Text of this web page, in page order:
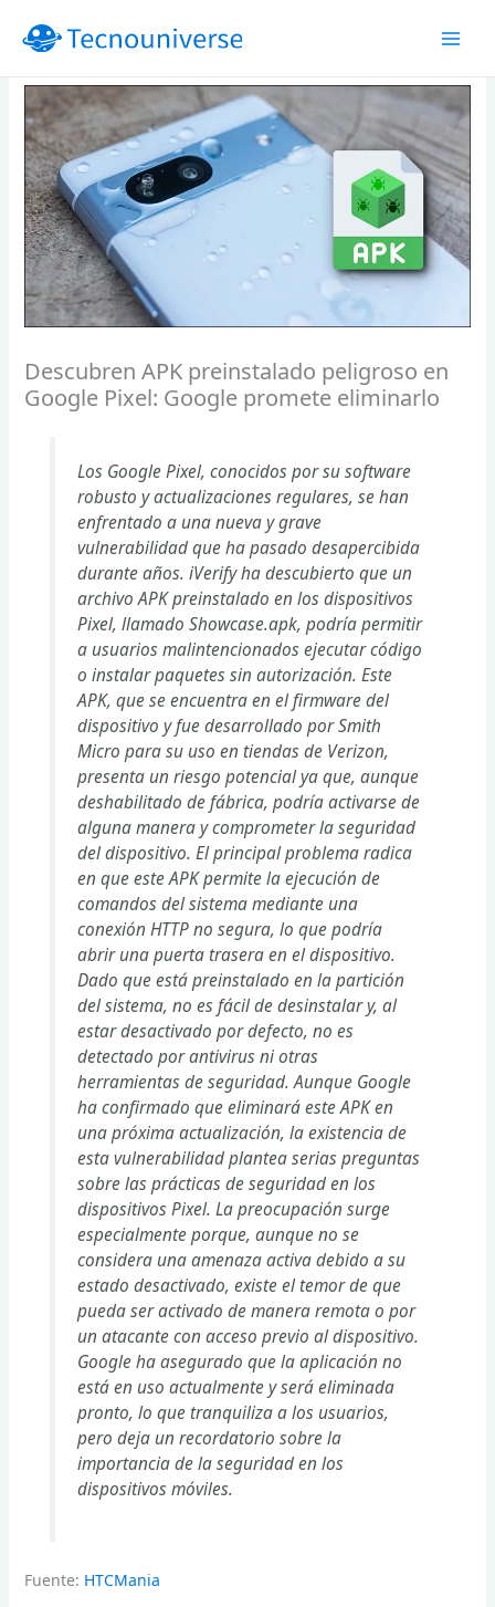
Descubren APK preinstalado peligroso en
Google Pixel: Google promete eliminarlo
Los Google Pixel, conocidos por su software
robusto y actualizaciones regulares, se han
enfrentado a una nueva y grave
vulnerabilidad que ha pasado desapercibida
durante años. iVerify ha descubierto que un
archivo APK preinstalado en los dispositivos
Pixel, llamado Showcase.apk, podría permitir
a usuarios malintencionados ejecutar código
o instalar paquetes sin autorización. Este
APK, que se encuentra en el firmware del
dispositivo y fue desarrollado por Smith
Micro para su uso en tiendas de Verizon,
presenta un riesgo potencial ya que, aunque
deshabilitado de fábrica, podría activarse de
alguna manera y comprometer la seguridad
del dispositivo. El principal problema radica
en que este APK permite la ejecución de
comandos del sistema mediante una
conexión HTTP no segura, lo que podría
abrir una puerta trasera en el dispositivo.
Dado que está preinstalado en la partición
del sistema, no es fácil de desinstalar y, al
estar desactivado por defecto, no es
detectado por antivirus ni otras
herramientas de seguridad. Aunque Google
ha confirmado que eliminará este APK en
una próxima actualización, la existencia de
esta vulnerabilidad plantea serias preguntas
sobre las prácticas de seguridad en los
dispositivos Pixel. La preocupación surge
especialmente porque, aunque no se
considera una amenaza activa debido a su
estado desactivado, existe el temor de que
pueda ser activado de manera remota o por
un atacante con acceso previo al dispositivo.
Google ha asegurado que la aplicación no
está en uso actualmente y será eliminada
pronto, lo que tranquiliza a los usuarios,
pero deja un recordatorio sobre la
importancia de la seguridad en los
dispositivos móviles.
Fuente: HTCMania